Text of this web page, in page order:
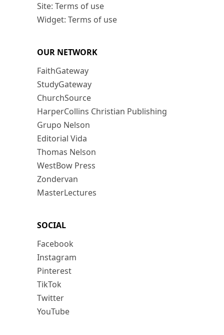
Site: Terms of use
Widget: Terms of use
OUR NETWORK
FaithGateway
StudyGateway
ChurchSource
HarperCollins Christian Publishing
Grupo Nelson
Editorial Vida
Thomas Nelson
WestBow Press
Zondervan
MasterLectures
SOCIAL
Facebook
Instagram
Pinterest
TikTok
Twitter
YouTube